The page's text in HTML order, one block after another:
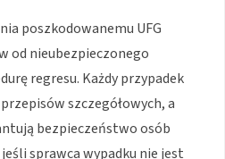
poszkodowanemu UFG
od nieubezpieczonego
regresu. Każdy przypadek
szczegółowych, a
bezpieczeństwo osób
sprawca wypadku nie jest